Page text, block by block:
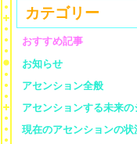
カテゴリー
おすすめ記事
お知らせ
アセンション全般
アセンションする未来の
現在のアセンションの状